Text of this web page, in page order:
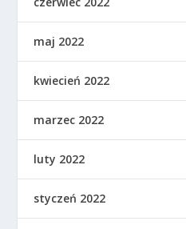
maj 2022
kwiecień 2022
marzec 2022
luty 2022
styczeń 2022